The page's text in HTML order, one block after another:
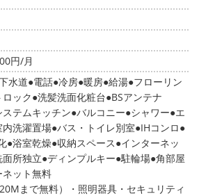
円/月
水道 電話 冷房 暖房 給湯 フローリン
ック 洗髪洗面化粧台 BSアンテナ
ステムキッチン バルコニー シャワー エ
内洗濯置場 バス・トイレ別室 IHコンロ
浴室乾燥 収納スペース インターネッ
面所独立 ディンプルキー 駐輪場 角部屋
ネット無料
まで無料）・照明器具・セキュリティ